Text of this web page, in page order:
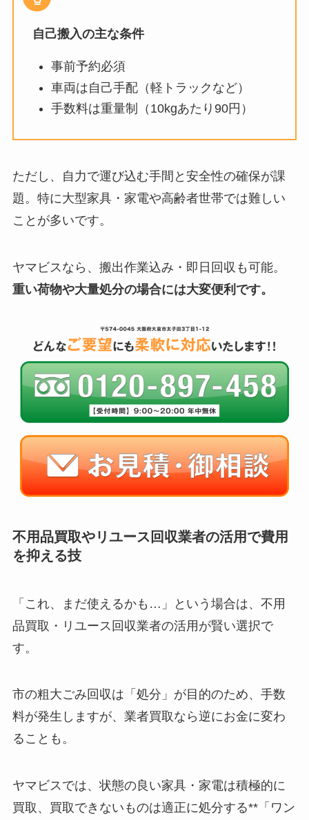
自己搬入の主な条件
事前予約必須
車両は自己手配（軽トラックなど）
手数料は重量制（10kgあたり90円）
ただし、自力で運び込む手間と安全性の確保が課
題。特に大型家具・家電や高齢者世帯では難しい
ことが多いです。
ヤマビスなら、搬出作業込み・即日回収も可能。
重い荷物や大量処分の場合には大変便利です。
不用品買取やリユース回収業者の活用で費用
を抑える技
「これ、まだ使えるかも…」という場合は、不用
品買取・リユース回収業者の活用が賢い選択で
す。
市の粗大ごみ回収は「処分」が目的のため、手数
料が発生しますが、業者買取なら逆にお金に変わ
ることも。
ヤマビスでは、状態の良い家具・家電は積極的に
買取、買取できないものは適正に処分する**「ワン